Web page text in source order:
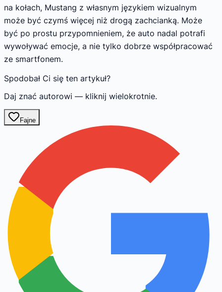
na kołach, Mustang z własnym językiem wizualnym
może być czymś więcej niż drogą zachcianką. Może
być po prostu przypomnieniem, że auto nadal potrafi
wywoływać emocje, a nie tylko dobrze współpracować
ze smartfonem.
Spodobał Ci się ten artykuł?
Daj znać autorowi — kliknij wielokrotnie.
Fajne